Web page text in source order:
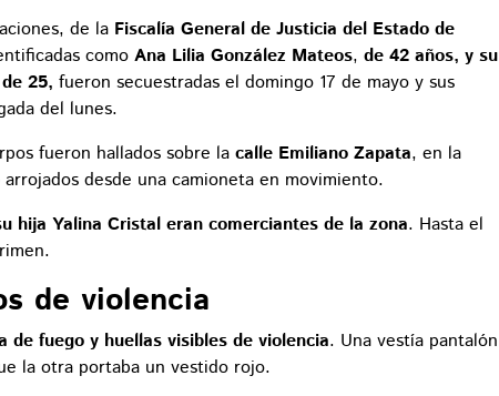
de la Fiscalía General de Justicia del Estado de
como Ana Lilia González Mateos, de 42 años, y su
25, fueron secuestradas el domingo 17 de mayo y sus
del lunes.
fueron hallados sobre la calle Emiliano Zapata, en la
desde una camioneta en movimiento.
hija Yalina Cristal eran comerciantes de la zona. Hasta el
de violencia
de fuego y huellas visibles de violencia. Una vestía pantalón
la otra portaba un vestido rojo.